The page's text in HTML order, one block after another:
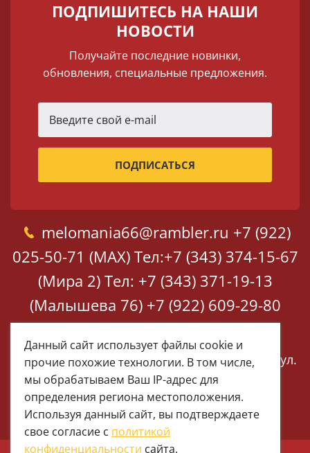
ПОДПИШИТЕСЬ НА НАШИ
НОВОСТИ
Получайте последние новинки,
обновления, специальные предложения.
melomania66@rambler.ru +7 (922)
025-50-71 (MAX) Тел:+7 (343) 374-15-67
(Мира 2) Тел: +7 (343) 371-19-13
(Малышева 76) +7 (922) 609-29-80
(MAX)
Екатеринбург, ул. Мира 2
Екатеринбург, ул.
Малышева 76
Данный сайт использует файлы cookie и
прочие похожие технологии. В том числе,
мы обрабатываем Ваш IP-адрес для
определения региона местоположения.
Используя данный сайт, вы подтверждаете
свое согласие с политикой
конфиденциальности сайта.